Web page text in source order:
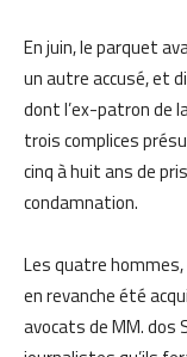
En juin, le parquet
un autre accusé, et
dont l’ex-patron de
trois complices
cinq à huit ans de
condamnation.
Les quatre
en revanche été
avocats de MM. dos